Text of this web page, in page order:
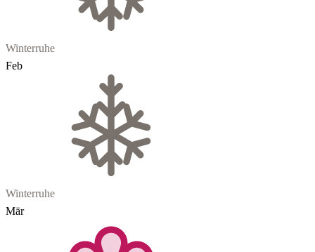
Winterruhe
Feb
Winterruhe
Mär